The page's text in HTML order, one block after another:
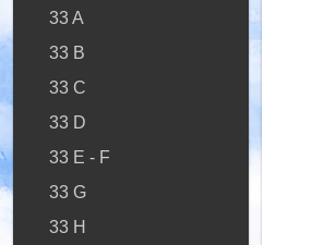
33 A
33 B
33 C
33 D
33 E - F
33 G
33 H